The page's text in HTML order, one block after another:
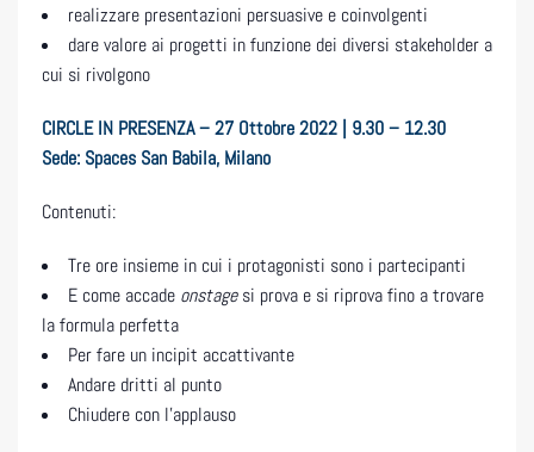
realizzare presentazioni persuasive e coinvolgenti
dare valore ai progetti in funzione dei diversi stakeholder a
cui si rivolgono
CIRCLE IN PRESENZA – 27 Ottobre 2022 | 9.30 – 12.30
Sede: Spaces San Babila, Milano
Contenuti:
Tre ore insieme in cui i protagonisti sono i partecipanti
E come accade onstagesi prova e si riprova fino a trovare
la formula perfetta
Per fare un incipit accattivante
Andare dritti al punto
Chiudere con l’applauso